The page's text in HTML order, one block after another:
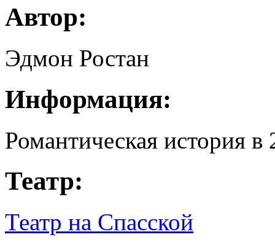
Автор:
Эдмон Ростан
Информация:
Романтическая история в
Театр:
Театр на Спасской